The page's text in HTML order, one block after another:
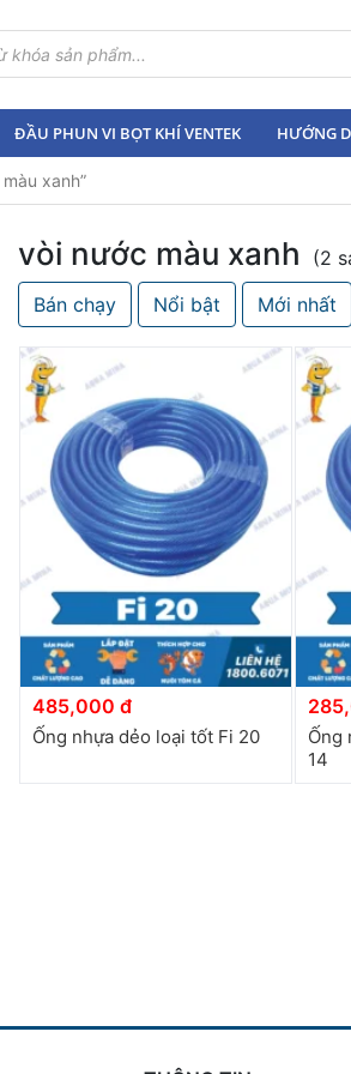
ĐẦU PHUN VI BỌT KHÍ VENTEK HƯỚNG
xanh”
vòi nước màu xanh
(2
Bán chạy
Nổi bật Mới nhất
485,000 đ
Ống nhựa dẻo loại tốt Fi 20
Ống
14